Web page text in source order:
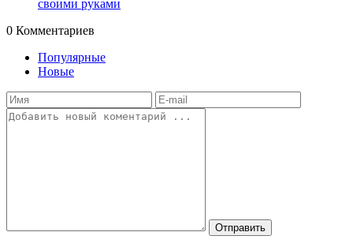
своими руками
0 Комментариев
Популярные
Новые
Отправить